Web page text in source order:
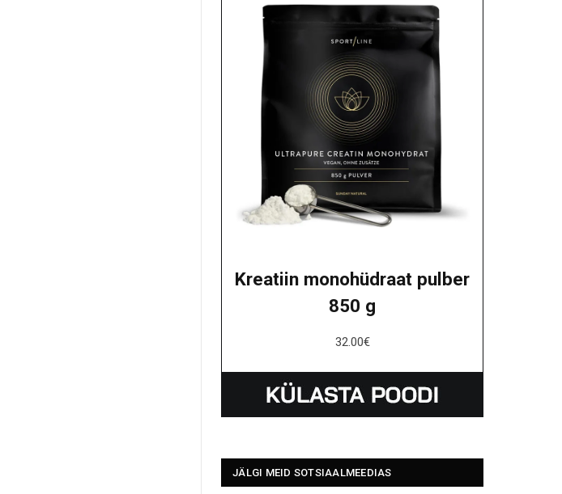
Kreatiin monohüdraat pulber
850 g
32.00€
JÄLGI MEID SOTSIAALMEEDIAS